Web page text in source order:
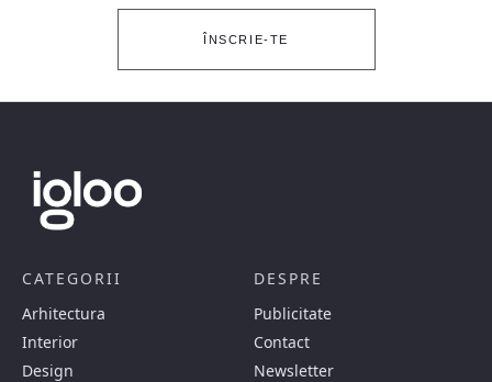
ÎNSCRIE-TE
CATEGORII
Arhitectura
Interior
Design
DESPRE
Publicitate
Contact
Newsletter